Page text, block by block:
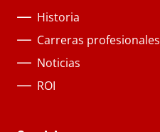
Historia
Carreras profesionales
Noticias
ROI